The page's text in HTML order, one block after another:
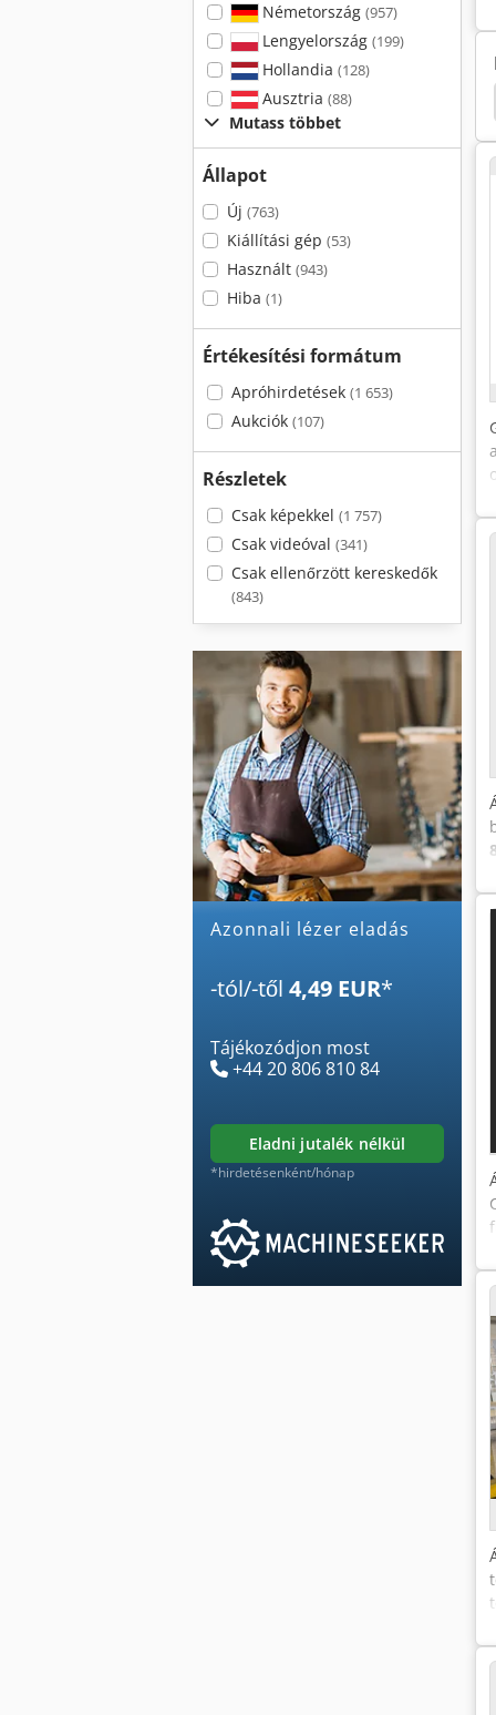
Németország (957)
Lengyelország (199)
Hollandia (128)
Ausztria (88)
Mutass többet
Állapot
Új (763)
Kiállítási gép (53)
Használt (943)
Hiba (1)
Értékesítési formátum
Apróhirdetések (1 653)
Aukciók (107)
Részletek
Csak képekkel (1 757)
Csak videóval (341)
Csak ellenőrzött kereskedők
(843)
Azonnali lézer eladás
-tól/-től 4,49 EUR*
Tájékozódjon most
+44 20 806 810 84
eladni jutalék nélkül
*hirdetésenként/hónap
Laser Laser Hegesztő